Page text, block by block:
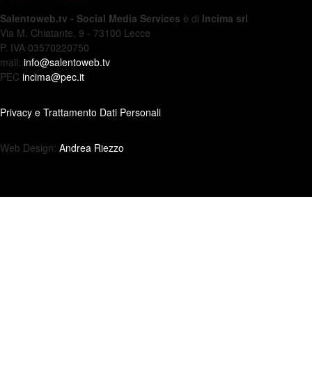
Salentoweb.tv - Social Media Services è di Incima srl
Via M. Chiatante, 9 - 73100 Lecce
P. IVA 03570220750
mail: info@salentoweb.tv
PEC incima@pec.it
Privacy e Trattamento Dati Personali
Web Design: Andrea Riezzo